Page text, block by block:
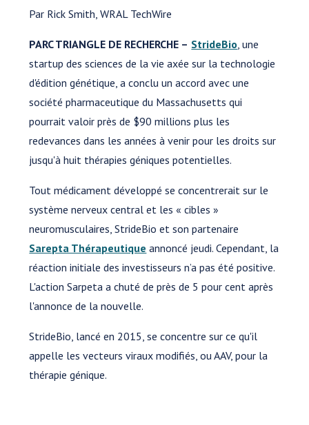
Par Rick Smith, WRAL TechWire
PARC TRIANGLE DE RECHERCHE – StrideBio , une
startup des sciences de la vie axée sur la technologie
d'édition génétique, a conclu un accord avec une
société pharmaceutique du Massachusetts qui
pourrait valoir près de $90 millions plus les
redevances dans les années à venir pour les droits sur
jusqu'à huit thérapies géniques potentielles.
Tout médicament développé se concentrerait sur le
système nerveux central et les « cibles »
neuromusculaires, StrideBio et son partenaire
Sarepta Thérapeutique annoncé jeudi. Cependant, la
réaction initiale des investisseurs n’a pas été positive.
L'action Sarpeta a chuté de près de 5 pour cent après
l'annonce de la nouvelle.
StrideBio, lancé en 2015, se concentre sur ce qu'il
appelle les vecteurs viraux modifiés, ou AAV, pour la
thérapie génique.